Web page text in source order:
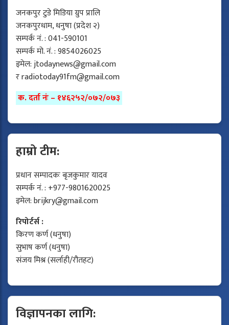
जनकपुर टुडे मिडिया ग्रुप प्रालि
जनकपुरधाम, धनुषा (प्रदेश २)
सम्पर्क नं. : 041-590101
सम्पर्क मो. नं. : 9854026025
इमेल:jtodaynews@gmail.com
रradiotoday91fm@gmail.com
क. दर्ता नंः – १४६२५२/०७२/०७३
हाम्रो टीम:
प्रधान सम्पादकः बृजकुमार यादव
सम्पर्क नं. : +977-9801620025
इमेल:brijkry@gmail.com
रिपोर्टर्स :
किरण कर्ण (धनुषा)
सुभाष कर्ण (धनुषा)
संजय मिश्र (सर्लाही/रौतहट)
विज्ञापनका लागि: